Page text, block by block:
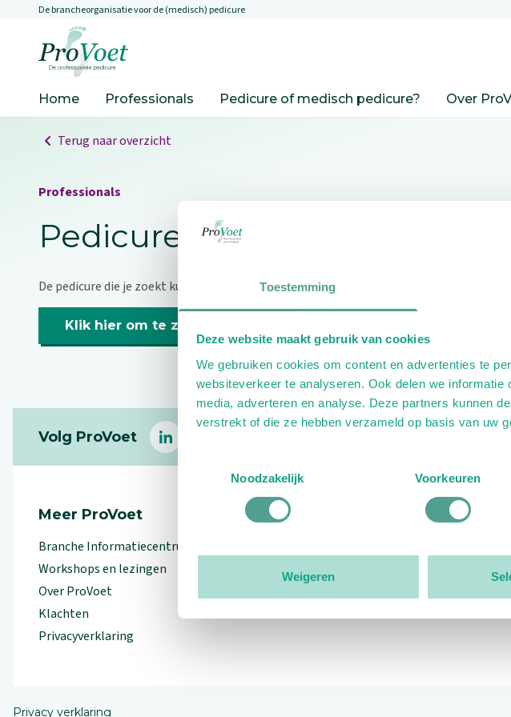
Toestemming
Deze website maakt gebruik van cookies
We gebruiken cookies om content en advertenties te
websiteverkeer te analyseren. Ook delen we
media, adverteren en analyse. Deze partners kunnen
verstrekt of die ze hebben verzameld op basis van uw
Noodzakelijk
Voorkeuren
Weigeren
Overslaan en naar de inhoud gaan
De brancheorganisatie voor de (medisch) pedicure
Home Professionals Pedicure of medisch pedicure? Over
Terug naar overzicht
Professionals
Pedicure niet gevonden
De pedicure die je zoekt kunnen we niet vinden.
Klik hier om te zoeken naar een andere pedicure.
Volg ProVoet
linkedin
Meer ProVoet
Branche Informatiecentrum
Workshops en lezingen
Over ProVoet
Klachten
Privacyverklaring
Organisatie
Privacy verklaring